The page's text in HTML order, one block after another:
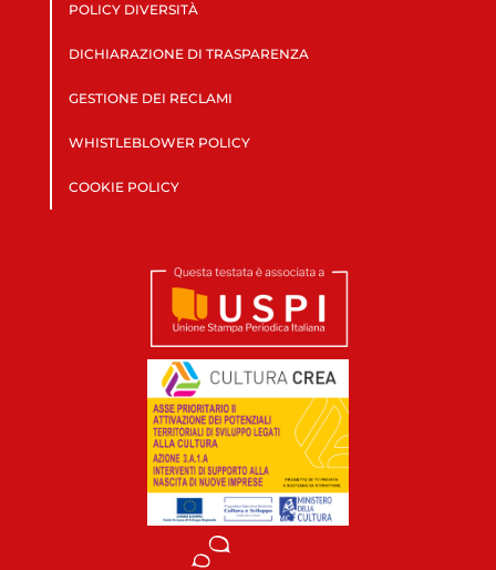
POLICY DIVERSITÀ
DICHIARAZIONE DI TRASPARENZA
GESTIONE DEI RECLAMI
WHISTLEBLOWER POLICY
COOKIE POLICY